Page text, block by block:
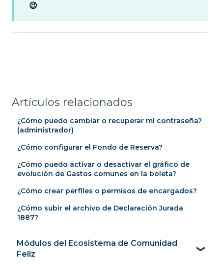
😉
Artículos relacionados
¿Cómo puedo cambiar o recuperar mi contraseña?
(administrador)
¿Cómo configurar el Fondo de Reserva?
¿Cómo puedo activar o desactivar el gráfico de
evolución de Gastos comunes en la boleta?
¿Cómo crear perfiles o permisos de encargados?
¿Cómo subir el archivo de Declaración Jurada
1887?
Módulos del Ecosistema de Comunidad
Feliz